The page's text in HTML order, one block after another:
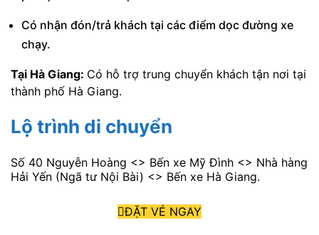
Có nhận đón/trả khách tại các điểm dọc đường xe
chạy.
Tại Hà Giang: Có hỗ trợ trung chuyển khách tận nơi tại
thành phố Hà Giang.
Lộ trình di chuyển
Số 40 Nguyễn Hoàng <> Bến xe Mỹ Đình <> Nhà hàng
Hải Yến (Ngã tư Nội Bài) <> Bến xe Hà Giang.
ĐẶT VÉ NGAY